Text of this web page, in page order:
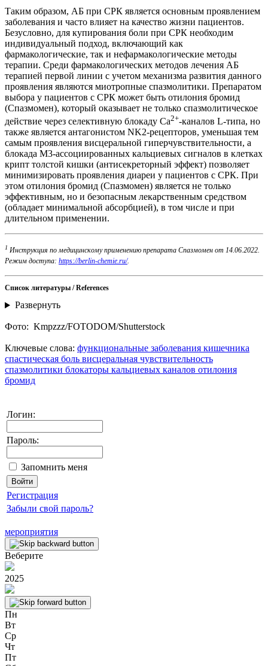
Таким образом, АБ при СРК является основным проявлением
заболевания и часто влияет на качество жизни пациентов.
Безусловно, для купирования боли при СРК необходим
индивидуальный подход, включающий как
фармакологические, так и нефармакологические методы
терапии. Среди фармакологических методов лечения АБ
терапией первой линии с учетом механизма развития данного
проявления являются миотропные спазмолитики. Препаратом
выбора у пациентов с СРК может быть отилония бромид
(Спазмомен), который оказывает не только спазмолитическое
действие через селективную блокаду Са2+-каналов L-типа, но
также является антагонистом NK2-рецепторов, уменьшая тем
самым проявления висцеральной гиперчувствительности, а
блокада М3-ассоциированных кальциевых сигналов в клетках
крипт толстой кишки (антисекреторный эффект) позволяет
минимизировать проявления диареи у пациентов с СРК. При
этом отилония бромид (Спазмомен) является не только
эффективным, но и безопасным лекарственным средством
(обладает минимальной абсорбцией), в том числе и при
длительном применении.
1 Инструкция по медицинскому применению препарата Спазмомен от 14.06.2022.
Режим доступа: https://berlin-chemie.ru/.
Список литературы / References
Развернуть
Фото: Kmpzzz/FOTODOM/Shutterstoсk
Ключевые слова: функциональные заболевания кишечника
спастическая боль висцеральная чувствительность
спазмолитики блокаторы кальциевых каналов отилония
бромид
Логин:
Пароль:
Запомнить меня
Регистрация
Забыли свой пароль?
мероприятия
Веберите
2025
Пн
Вт
Ср
Чт
Пт